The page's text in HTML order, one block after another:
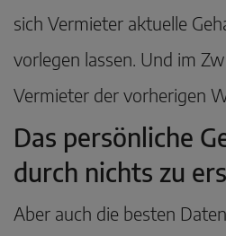
sich Vermieter aktuelle
vorlegen lassen. Und im
Vermieter der vorherigen
Das persönliche
durch nichts zu
Aber auch die besten